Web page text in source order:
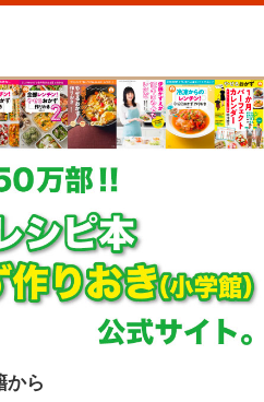
から